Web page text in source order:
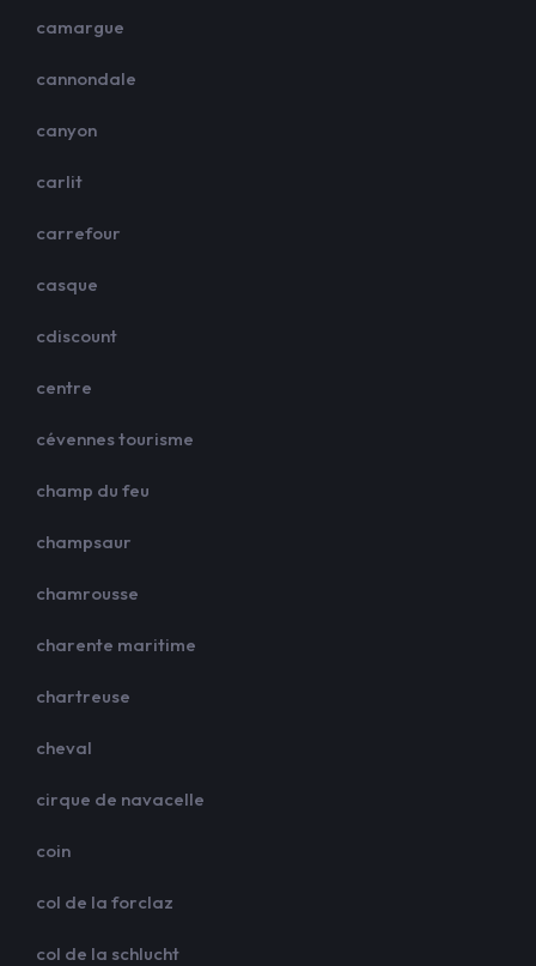
camargue
cannondale
canyon
carlit
carrefour
casque
cdiscount
centre
cévennes tourisme
champ du feu
champsaur
chamrousse
charente maritime
chartreuse
cheval
cirque de navacelle
coin
col de la forclaz
col de la schlucht